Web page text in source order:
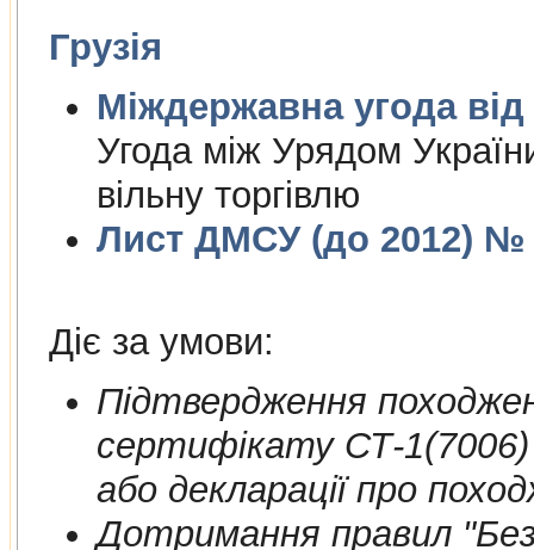
Грузія
Угода між Урядом
вільну торгівлю
Лист ДМСУ (до 2012) №
Діє за умови:
Пiдтвердження
сертифiкату СТ-
або декларації про
Дотримання правил